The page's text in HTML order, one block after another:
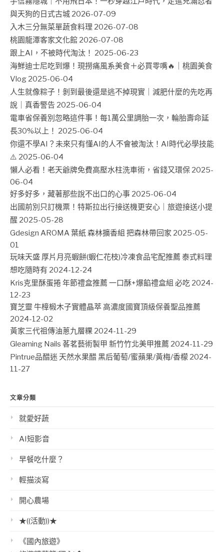
與天狗的日式古城 2026-07-09
入木三分無菜單蔬食料理 2026-07-08
桃園龍潭客家文化館 2026-07-08
跟上AI，不被時代淘汰！ 2025-06-23
海鮮迪士尼吃到爆！現撈痛風系美食＋必買零嘴🔥｜桃園美食
Vlog 2025-06-04
人生就像粽子！剝到最後還是逃不掉現實｜減肥什麼的先吃再
說｜真香警告 2025-06-04
電車省保養別忽略這件事！每1萬公里調胎一次，輪胎壽命延
長30%以上！ 2025-06-04
你還不學AI？未來只有懂AI的人不會被淘汰！AI時代必學技能
⚠️ 2025-06-04
懶人必看！老天爺牌免費高壓水柱洗車術，省錢又環保 2025-
06-04
好多好多，藏著那些說不出口的心事 2025-06-04
出國前別只訂機票！特斯拉出行接送機更安心｜旅遊接送小提
醒 2025-05-28
Gdesign AROMA 葉紙 森林擴香組 把森林帶回家 2025-05-
01
玩味天盛 厚片月亮蝦餅(蝦仁花枝)冷凍食品宅配推薦 泰式料理
想吃隨時有 2024-12-24
Kris克里酥蛋捲 年節禮盒推薦 一口酥+爆餡禮盒組 必吃 2024-
12-23
寶芝靈 牛樟椴木子實體晶萃 高濃度國寶頂級保養聖品推薦
2024-12-02
黃家三代祖傳油蔥九層粿 2024-11-29
Gleaming Nails 茖茗藝術製甲 新竹竹北美甲推薦 2024-11-29
Pintrue品醋迷 天然水果醋 黑后葡萄/蜜蘋果/黃梅/香檬 2024-
11-27
文章分類
就愛好蔬
AI短影音
早餐吃什麼？
輕描淡寫
開心農場
★((活動))★
《國內旅遊》